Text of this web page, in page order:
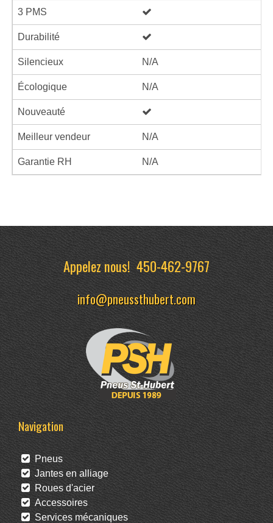
3 PMS
Durabilité
Silencieux N/A
Écologique N/A
Nouveauté
Meilleur vendeur N/A
Garantie RH N/A
Appelez nous!450-462-9767
info@pneussthubert.com
Navigation
Pneus
Jantes en alliage
Roues d'acier
Accessoires
Services mécaniques